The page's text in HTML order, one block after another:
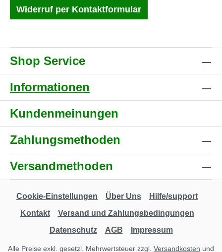
Widerruf per Kontaktformular
Shop Service
Informationen
Kundenmeinungen
Zahlungsmethoden
Versandmethoden
Cookie-Einstellungen Über Uns
Hilfe/support
Kontakt
Versand und Zahlungsbedingungen
Datenschutz
AGB Impressum
Alle Preise exkl. gesetzl. Mehrwertsteuer zzgl. Versandkosten und